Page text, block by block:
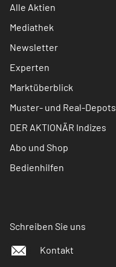
Alle Aktien
Mediathek
Newsletter
Experten
Marktüberblick
Muster- und Real-Depots
DER AKTIONÄR Indizes
Abo und Shop
Bedienhilfen
Schreiben Sie uns
Kontakt